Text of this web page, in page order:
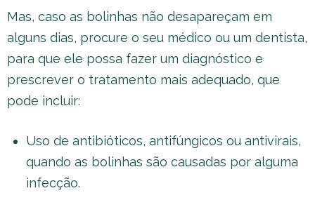
Mas, caso as bolinhas não desapareçam em
alguns dias, procure o seu médico ou um dentista,
para que ele possa fazer um diagnóstico e
prescrever o tratamento mais adequado, que
pode incluir:
Uso de antibióticos, antifúngicos ou antivirais,
quando as bolinhas são causadas por alguma
infecção.